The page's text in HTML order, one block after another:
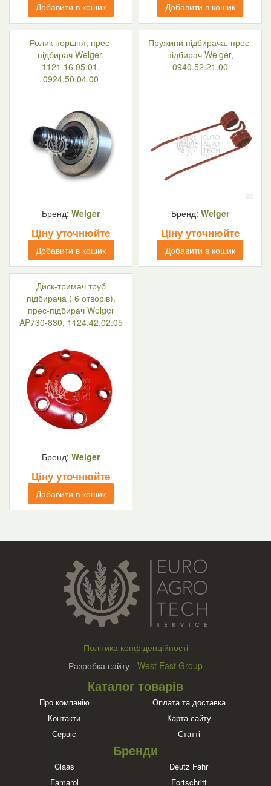
Добавити в кошик Добавити в кошик
Ролик поршня, прес-
підбирач Welger,
1121.16.05.01,
0924.50.04.00
Бренд: Welger
Ціну уточнюйте
Добавити в кошик
Пружини підбирача, прес-
підбирач Welger,
0940.52.21.00
Бренд: Welger
Ціну уточнюйте
Добавити в кошик
Диск-тримач труб
підбирача ( 6 отворів),
прес-підбирач Welger
AP730-830, 1124.42.02.05
Бренд: Welger
Ціну уточнюйте
Добавити в кошик
Політика конфіденційності
Разробка сайту - West East Group
Каталог товарів
Про компанію
Оплата та доставка
Контакти
Карта сайту
Сервіс
Статті
Бренди
Claas
Deutz Fahr
Famarol
Fortschritt